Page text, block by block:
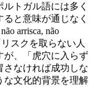
トガル語には多く
と意味が通じなく
arrisca, não
スクを取らない人
が、「虎穴に入らず
さなければ成功しな
な文化的背景を理解